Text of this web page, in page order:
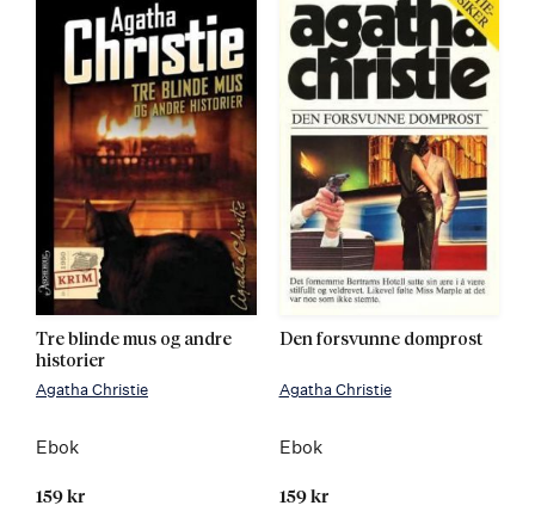
Tre blinde mus og andre
historier
Agatha Christie
Ebok
159 kr
Den forsvunne domprost
Agatha Christie
Ebok
159 kr